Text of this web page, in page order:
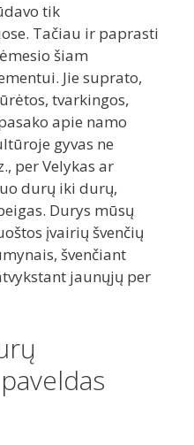
tik
Tačiau ir paprasti
šiam
Jie suprato,
tvarkingos,
apie namo
gyvas ne
per Velykas ar
durų iki durų,
Durys mūsų
įvairių švenčių
švenčiant
jaunųjų per